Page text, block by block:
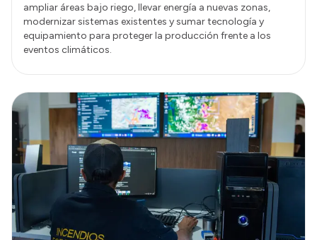
ampliar áreas bajo riego, llevar energía a nuevas zonas,
modernizar sistemas existentes y sumar tecnología y
equipamiento para proteger la producción frente a los
eventos climáticos.